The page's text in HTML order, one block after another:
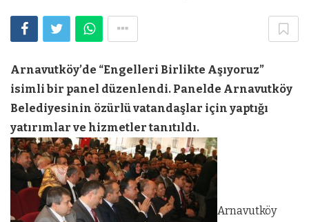
Arnavutköy’de “Engelleri Birlikte Aşıyoruz”
isimli bir panel düzenlendi. Panelde Arnavutköy
Belediyesinin özürlü vatandaşlar için yaptığı
yatırımlar ve hizmetler tanıtıldı.
Arnavutköy